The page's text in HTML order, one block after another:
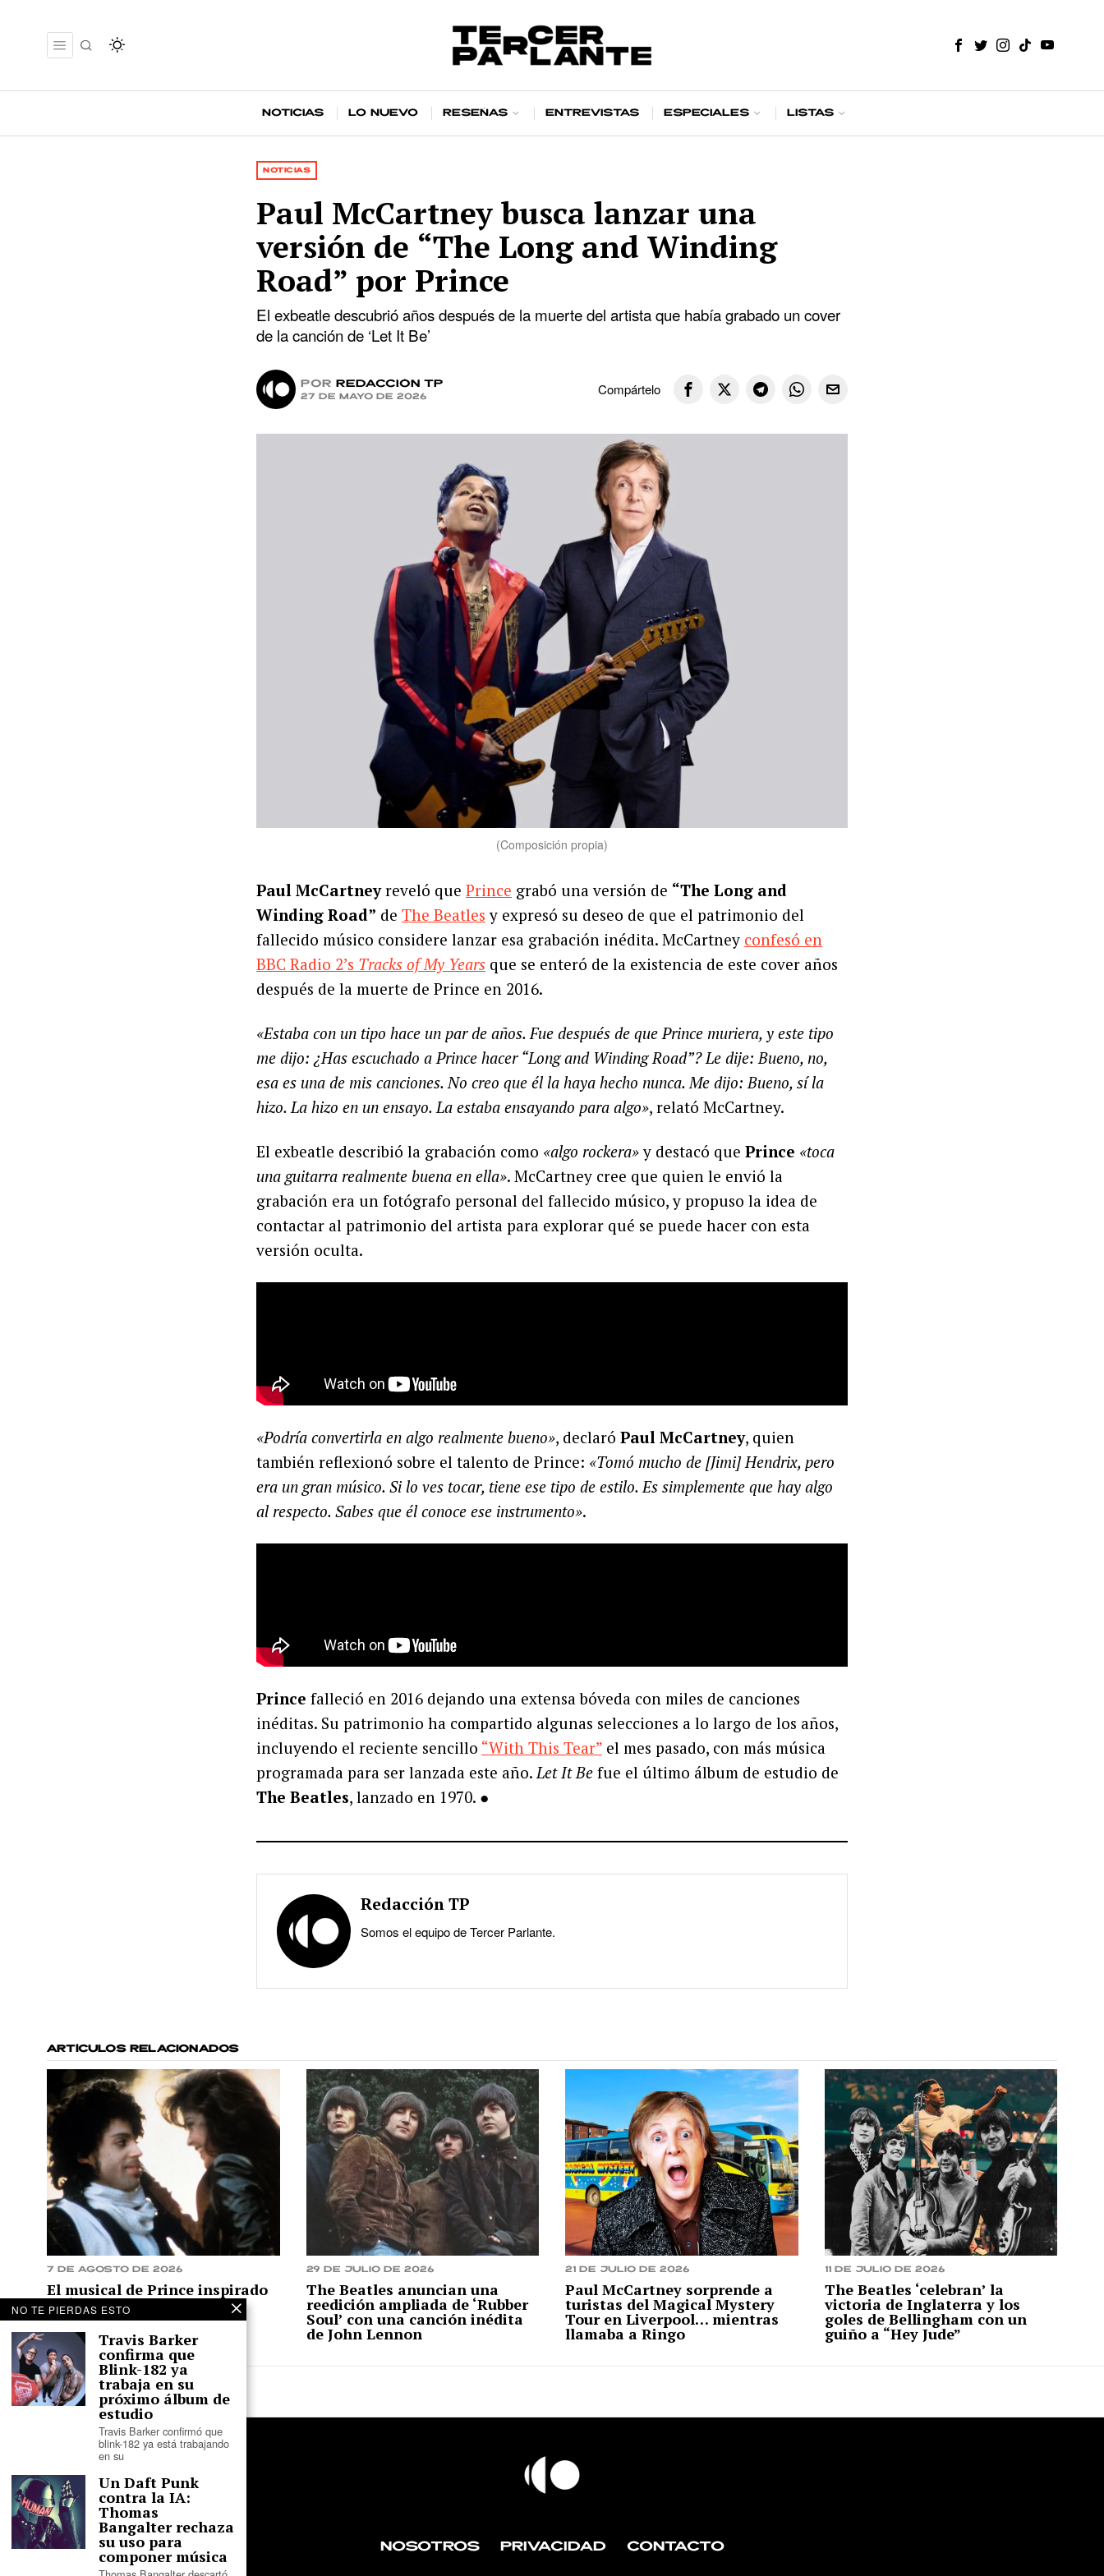
Noticias Lo nuevo Reseñas Entrevistas Especiales Listas
NOTICIAS
Paul McCartney busca lanzar una
versión de “The Long and Winding
Road” por Prince
El exbeatle descubrió años después de la muerte del artista que había grabado un cover
de la canción de ‘Let It Be’
por Redacción TP
27 de mayo de 2026 Compártelo
(Composición propia)
Paul McCartneyreveló que Prince grabó una versión de “The Long and
Winding Road” de The Beatles y expresó su deseo de que el patrimonio del
fallecido músico considere lanzar esa grabación inédita. McCartney confesó en
BBC Radio 2’s Tracks of My Years que se enteró de la existencia de este cover años
después de la muerte de Prince en 2016.
«Estaba con un tipo hace un par de años. Fue después de que Prince muriera, y este tipo
me dijo: ¿Has escuchado a Prince hacer “Long and Winding Road”? Le dije: Bueno, no,
esa es una de mis canciones. No creo que él la haya hecho nunca. Me dijo: Bueno, sí la
hizo. La hizo en un ensayo. La estaba ensayando para algo», relató McCartney.
El exbeatle describió la grabación como «algo rockera»y destacó que Prince «toca
una guitarra realmente buena en ella». McCartney cree que quien le envió la
grabación era un fotógrafo personal del fallecido músico, y propuso la idea de
contactar al patrimonio del artista para explorar qué se puede hacer con esta
versión oculta.
«Podría convertirla en algo realmente bueno», declaró Paul McCartney, quien
también reflexionó sobre el talento de Prince: «Tomó mucho de [Jimi] Hendrix, pero
era un gran músico. Si lo ves tocar, tiene ese tipo de estilo. Es simplemente que hay algo
al respecto. Sabes que él conoce ese instrumento».
Prince falleció en 2016 dejando una extensa bóveda con miles de canciones
inéditas. Su patrimonio ha compartido algunas selecciones a lo largo de los años,
incluyendo el reciente sencillo “With This Tear” el mes pasado, con más música
programada para ser lanzada este año.Let It Be fue el último álbum de estudio de
The Beatles, lanzado en 1970. ●
Redacción TP
Somos el equipo de Tercer Parlante.
ARTÍCULOS RELACIONADOS
7 de agosto de 2026
El musical de Prince inspirado
en ‘Purple Rain’ llegará a
Broadway en 2027
29 de julio de 2026
The Beatles anuncian una
reedición ampliada de ‘Rubber
Soul’ con una canción inédita
de John Lennon
21 de julio de 2026
Paul McCartney sorprende a
turistas del Magical Mystery
Tour en Liverpool… mientras
llamaba a Ringo
11 de julio de 2026
The Beatles ‘celebran’ la
victoria de Inglaterra y los
goles de Bellingham con un
guiño a “Hey Jude”
NOSOTROS PRIVACIDAD CONTACTO
NO TE PIERDAS ESTO
Travis Barker
confirma que
Blink-182 ya
trabaja en su
próximo álbum de
estudio
Travis Barker confirmó que
blink-182 ya está trabajando
en su
Un Daft Punk
contra la IA:
Thomas
Bangalter rechaza
su uso para
componer música